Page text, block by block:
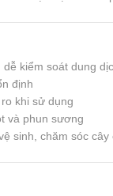
kiểm soát dung
định
khi sử dụng
và phun sương
sinh, chăm sóc cây